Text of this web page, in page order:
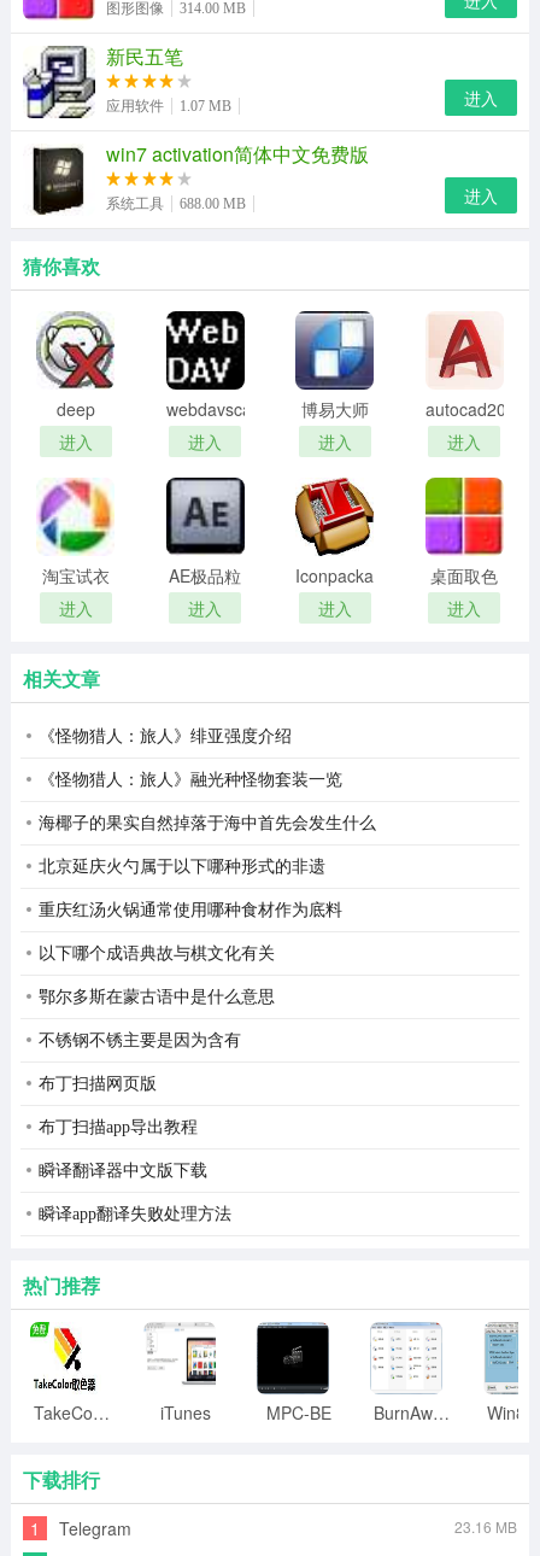
windows图片查看器其实并不是以一个独立程序的方式存
在的，而是动态链接库的形式存在于explorer.exe主程序之
中，是explorer.exe的一个功能。
explorer.exe主程序的一个线程。所以无法直接找到
windows图片和传真查看器这个程序。
如果你要用windows图片查看器打开一个应用，可以在鼠
标右键--打开方式中找到它。
使用方法
1、下载解压缩，得到“shimgvw.dll”文件；
2、将其复制到c:\windows\system32\目录下；
3、然后依提示操作：开始----运行---输入
regsvr32shimgvw.dll确定即可。
图形图像 314.00 MB
新民五笔
应用软件 1.07 MB 进入
win7 activation简体中文免费版
系统工具 688.00 MB 进入
猜你喜欢
deep
freeze
password
remover(冰
点还原密
码清除器)
进入
webdavscan
客户端
(web漏洞
扫描软件)
进入
博易大师
资管版
进入
autocad2002
迷你版
进入
淘宝试衣
服软件
进入
AE极品粒
子插件
(Trapcode
进入
Iconpackager
中文补丁
进入
桌面取色
工具
colorpix
进入
相关文章
《怪物猎人：旅人》绯亚强度介绍
《怪物猎人：旅人》融光种怪物套装一览
海椰子的果实自然掉落于海中首先会发生什么
北京延庆火勺属于以下哪种形式的非遗
重庆红汤火锅通常使用哪种食材作为底料
以下哪个成语典故与棋文化有关
鄂尔多斯在蒙古语中是什么意思
不锈钢不锈主要是因为含有
布丁扫描网页版
布丁扫描app导出教程
瞬译翻译器中文版下载
瞬译app翻译失败处理方法
热门推荐
TakeColor取色器 iTunes MPC-BE BurnAware
下载排行
1 Telegram 23.16 MB